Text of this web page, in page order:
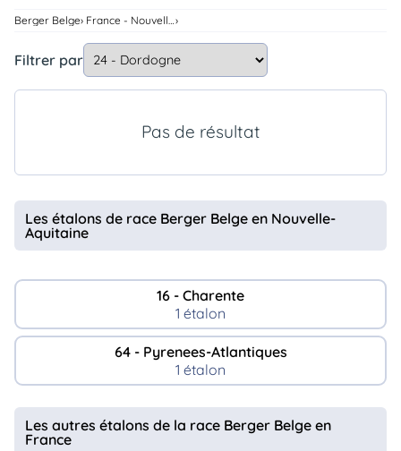
Services
Assurances
Berger Belge France - Nouvelle-Aquitaine
Filtrer par
Pas de résultat
Les étalons de race Berger Belge en Nouvelle-
Aquitaine
16 - Charente
1 étalon
64 - Pyrenees-Atlantiques
1 étalon
Les autres étalons de la race Berger Belge en
France